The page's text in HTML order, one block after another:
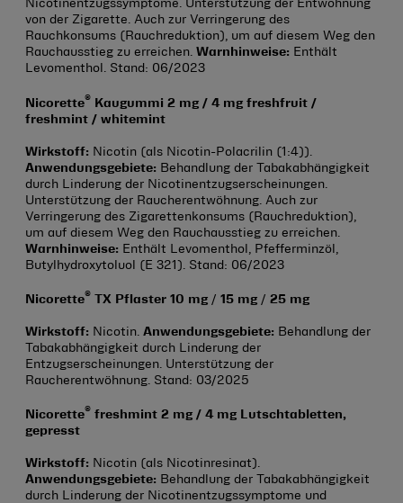
Nicotinentzugssymptome. Unterstützung der Entwöhnung
von der Zigarette. Auch zur Verringerung des
Rauchkonsums (Rauchreduktion), um auf diesem Weg den
Rauchausstieg zu erreichen. Warnhinweise: Enthält
Levomenthol. Stand: 06/2023
Nicorette® Kaugummi 2 mg / 4 mg freshfruit /
freshmint / whitemint
Wirkstoff: Nicotin (als Nicotin-Polacrilin (1:4)).
Anwendungsgebiete: Behandlung der Tabakabhängigkeit
durch Linderung der Nicotinentzugserscheinungen.
Unterstützung der Raucherentwöhnung. Auch zur
Verringerung des Zigarettenkonsums (Rauchreduktion),
um auf diesem Weg den Rauchausstieg zu erreichen.
Warnhinweise: Enthält Levomenthol, Pfefferminzöl,
Butylhydroxytoluol (E 321). Stand: 06/2023
Nicorette® TX Pflaster 10 mg / 15 mg / 25 mg
Wirkstoff: Nicotin. Anwendungsgebiete: Behandlung der
Tabakabhängigkeit durch Linderung der
Entzugserscheinungen. Unterstützung der
Raucherentwöhnung. Stand: 03/2025
Nicorette® freshmint 2 mg / 4 mg Lutschtabletten,
gepresst
Wirkstoff: Nicotin (als Nicotinresinat).
Anwendungsgebiete: Behandlung der Tabakabhängigkeit
durch Linderung der Nicotinentzugssymptome und